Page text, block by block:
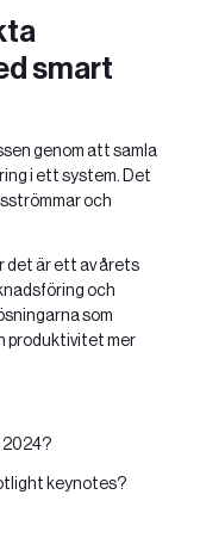
smart
genom att samla
i ett system. Det
och
det är ett av årets
och
som
produktivitet mer
2024?
keynotes?